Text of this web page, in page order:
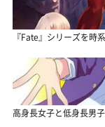
『Fate』シリーズを時
高身長女子と低身長男